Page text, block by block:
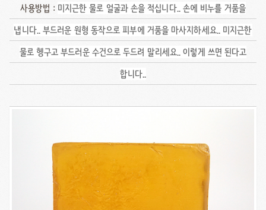
사용방법 : 미지근한 물로 얼굴과 손을 적십니다.. 손에 비누를 거품을
냅니다.. 부드러운 원형 동작으로 피부에 거품을 마사지하세요.. 미지근한
물로 헹구고 부드러운 수건으로 두드려 말리세요.. 이렇게 쓰면 된다고
합니다..